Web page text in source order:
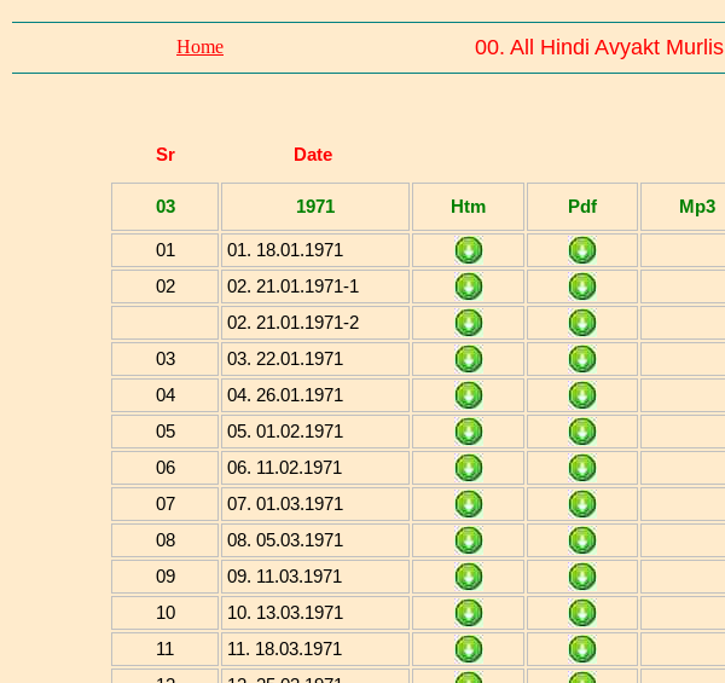
Home 00. All Hindi Avyakt Murlis
Sr Date
03 1971 Htm Pdf Mp3
01
01. 18.01.1971
02
02. 21.01.1971-1
02. 21.01.1971-2
03
03. 22.01.1971
04
04. 26.01.1971
05
05. 01.02.1971
06
06. 11.02.1971
07
07. 01.03.1971
08
08. 05.03.1971
09
09. 11.03.1971
10
10. 13.03.1971
11
11. 18.03.1971